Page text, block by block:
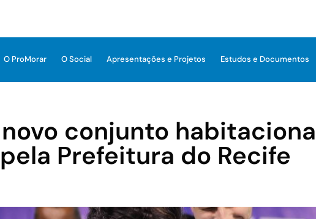
O ProMorar O Social Apresentações e Projetos Estudos e Documentos
conjunto
Prefeitura do Recife